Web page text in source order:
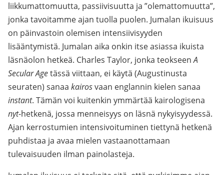
liikkumattomuutta, passiivisuutta ja ”olemattomuutta”,
jonka tavoitamme ajan tuolla puolen. Jumalan ikuisuus
on päinvastoin olemisen intensiivisyyden
lisääntymistä. Jumalan aika onkin itse asiassa ikuista
läsnäolon hetkeä. Charles Taylor, jonka teokseenA
Secular Agetässä viittaan, ei käytä (Augustinusta
seuraten) sanaa kairosvaan englannin kielen sanaa
instant. Tämän voi kuitenkin ymmärtää kairologisena
nyt-hetkenä, jossa menneisyys on läsnä nykyisyydessä.
Ajan kerrostumien intensivoituminen tiettynä hetkenä
puhdistaa ja avaa mielen vastaanottamaan
tulevaisuuden ilman painolasteja.